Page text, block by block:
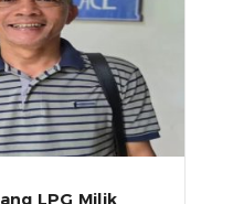
LPG Milik